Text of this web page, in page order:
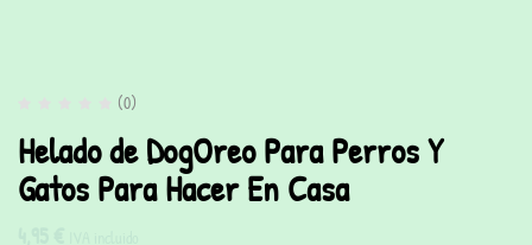
(0)
Helado de DogOreo Para Perros Y
Gatos Para Hacer En Casa